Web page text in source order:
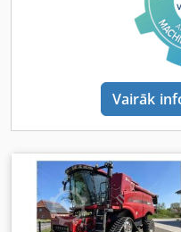
Vairāk